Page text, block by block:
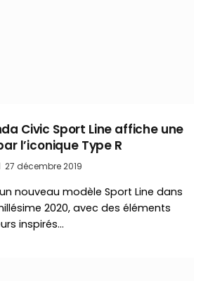
Civic Sport Line affiche une
l’iconique Type R
27 décembre 2019
nouveau modèle Sport Line dans
2020, avec des éléments
inspirés…